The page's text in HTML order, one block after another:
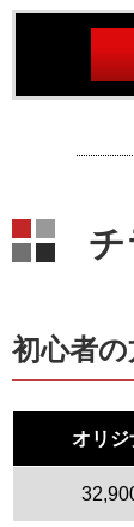
初心者
オリジ